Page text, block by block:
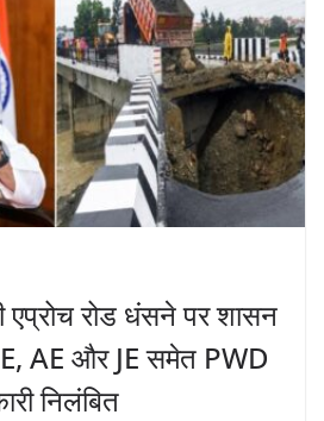
एप्रोच रोड धंसने पर शासन
AE और JE समेत PWD
निलंबित